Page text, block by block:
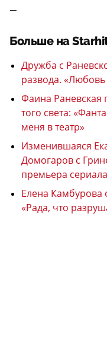
—
Больше на
Дружба с
развода.
Фаина Раневская
того света:
меня в театр»
Изменившаяся
Домогаров с
премьера
Елена Камбурова
«Рада, что